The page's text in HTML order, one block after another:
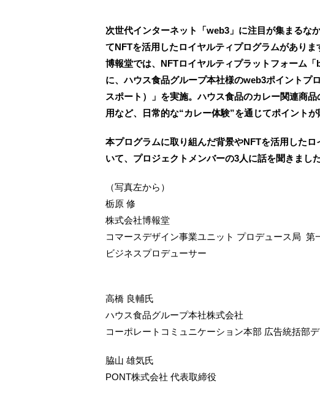
次世代インターネット「web3」に注目が集まるな
てNFTを活用したロイヤルティプログラムがありま
博報堂では、NFTロイヤルティプラットフォーム
に、ハウス食品グループ本社様のweb3ポイントプ
スポート）」を実施。ハウス食品のカレー関連商
用など、日常的な“カレー体験”を通じてポイント
本プログラムに取り組んだ背景やNFTを活用した
いて、プロジェクトメンバーの3人に話を聞きました
（写真左から）
栃原 修
株式会社博報堂
コマースデザイン事業ユニット プロデュース局
ビジネスプロデューサー
高橋 良輔氏
ハウス食品グループ本社株式会社
コーポレートコミュニケーション本部 広告統括部
脇山 雄気氏
PONT株式会社 代表取締役